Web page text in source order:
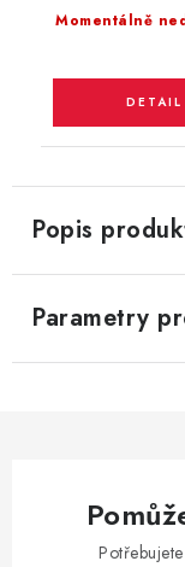
Momentálně
Popis
Parametry